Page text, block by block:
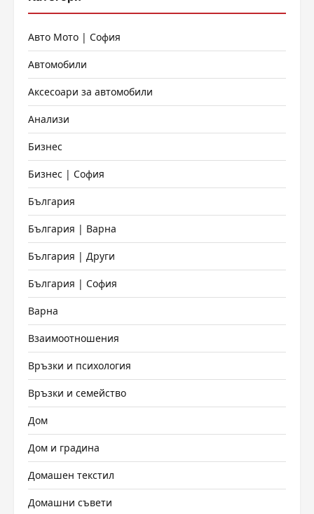
Авто Мото | София
Автомобили
Аксесоари за автомобили
Анализи
Бизнес
Бизнес | София
България
България | Варна
България | Други
България | София
Варна
Взаимоотношения
Връзки и психология
Връзки и семейство
Дом
Дом и градина
Домашен текстил
Домашни съвети